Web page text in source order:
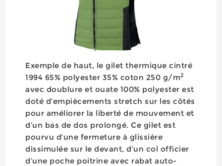
Exemple de haut, le gilet thermique cintré
1994 65% polyester 35% coton 250 g/m2
avec doublure et ouate 100% polyester est
doté d’empiècements stretch sur les côtés
pour améliorer la liberté de mouvement et
d’un bas de dos prolongé. Ce gilet est
pourvu d’une fermeture à glissière
dissimulée sur le devant, d’un col officier
d’une poche poitrine avec rabat auto-